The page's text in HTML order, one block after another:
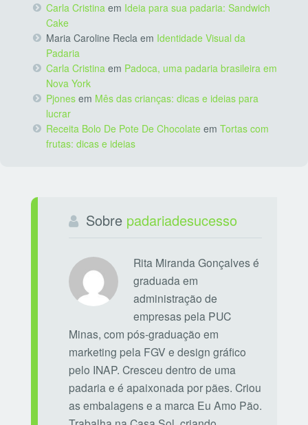
Carla Cristina em Ideia para sua padaria: Sandwich
Cake
Maria Caroline Recla em Identidade Visual da
Padaria
Carla Cristina em Padoca, uma padaria brasileira em
Nova York
Pjones em Mês das crianças: dicas e ideias para
lucrar
Receita Bolo De Pote De Chocolate emTortas com
frutas: dicas e ideias
Sobre padariadesucesso
Rita Miranda Gonçalves é
graduada em
administração de
empresas pela PUC
Minas, com pós-graduação em
marketing pela FGV e design gráfico
pelo INAP. Cresceu dentro de uma
padaria e é apaixonada por pães. Criou
as embalagens e a marca Eu Amo Pão.